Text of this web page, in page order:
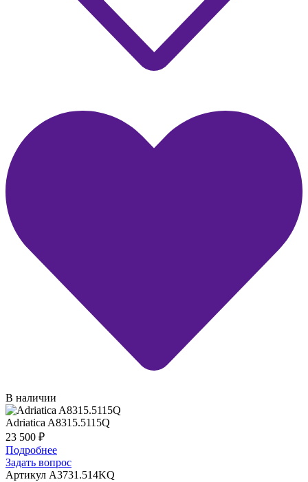
В наличии
Adriatica A8315.5115Q
23 500 ₽
Подробнее
Задать вопрос
Артикул A3731.514KQ